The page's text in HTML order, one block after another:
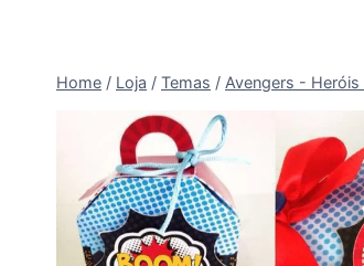
Home / Loja / Temas / Avengers -